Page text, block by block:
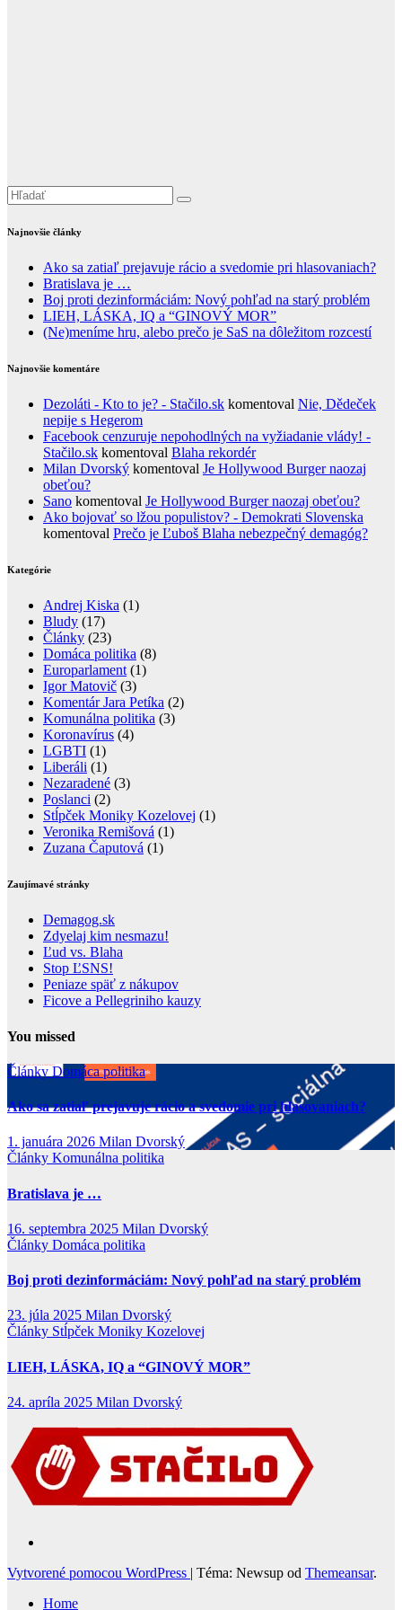
Najnovšie články
Ako sa zatiaľ prejavuje rácio a svedomie pri hlasovaniach?
Bratislava je …
Boj proti dezinformáciám: Nový pohľad na starý problém
LIEH, LÁSKA, IQ a “GINOVÝ MOR”
(Ne)meníme hru, alebo prečo je SaS na dôležitom rozcestí
Najnovšie komentáre
Dezoláti - Kto to je? - Stačilo.sk komentoval Nie, Dědeček
nepije s Hegerom
Facebook cenzuruje nepohodlných na vyžiadanie vlády! -
Stačilo.sk komentoval Blaha rekordér
Milan Dvorský komentoval Je Hollywood Burger naozaj
obeťou?
Sano komentoval Je Hollywood Burger naozaj obeťou?
Ako bojovať so lžou populistov? - Demokrati Slovenska
komentoval Prečo je Ľuboš Blaha nebezpečný demagóg?
Kategórie
Andrej Kiska (1)
Bludy (17)
Články (23)
Domáca politika (8)
Europarlament (1)
Igor Matovič (3)
Komentár Jara Petíka (2)
Komunálna politika (3)
Koronavírus (4)
LGBTI (1)
Liberáli (1)
Nezaradené (3)
Poslanci (2)
Stĺpček Moniky Kozelovej (1)
Veronika Remišová (1)
Zuzana Čaputová (1)
Zaujímavé stránky
Demagog.sk
Zdyelaj kim nesmazu!
Ľud vs. Blaha
Stop ĽSNS!
Peniaze späť z nákupov
Ficove a Pellegriniho kauzy
You missed
Články Domáca politika
Ako sa zatiaľ prejavuje rácio a svedomie pri hlasovaniach?
1. januára 2026 Milan Dvorský
Články Komunálna politika
Bratislava je …
16. septembra 2025 Milan Dvorský
Články Domáca politika
Boj proti dezinformáciám: Nový pohľad na starý problém
23. júla 2025 Milan Dvorský
Články Stĺpček Moniky Kozelovej
LIEH, LÁSKA, IQ a “GINOVÝ MOR”
24. apríla 2025 Milan Dvorský
Vytvorené pomocou WordPress | Téma: Newsup od Themeansar.
Home